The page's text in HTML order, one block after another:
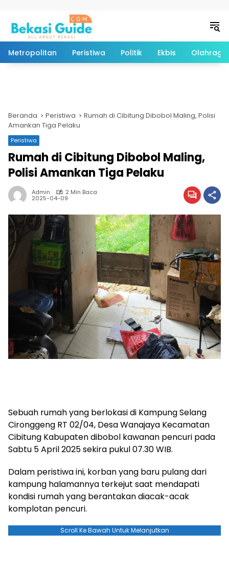
Metropolitan Peristiwa Politik Ekbis Olahraga
Beranda Peristiwa
Rumah di Cibitung Dibobol Maling, Polisi
Amankan Tiga Pelaku
Peristiwa
Rumah di Cibitung Dibobol Maling,
Polisi Amankan Tiga Pelaku
Admin 2 Min Baca
2025-04-09
Sebuah rumah yang berlokasi di Kampung Selang
Cironggeng RT 02/04, Desa Wanajaya Kecamatan
Cibitung Kabupaten dibobol kawanan pencuri pada
Sabtu 5 April 2025 sekira pukul 07.30 WIB.
Dalam peristiwa ini, korban yang baru pulang dari
kampung halamannya terkejut saat mendapati
kondisi rumah yang berantakan diacak-acak
komplotan pencuri.
Scroll Ke Bawah Untuk Melanjutkan